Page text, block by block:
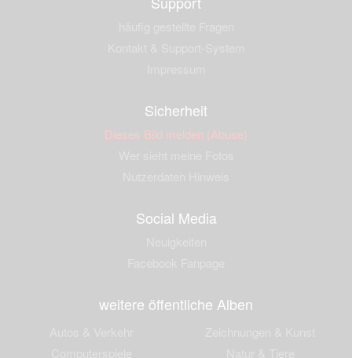
Sicherheit
Dieses Bild melden (Abuse)
Social Media
weitere öffentliche Alben